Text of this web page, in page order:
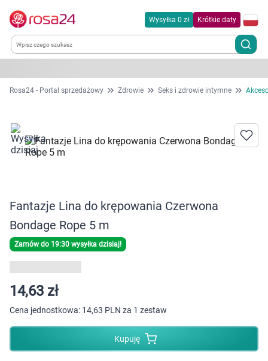
Wysyłka 0 zł Krótkie daty
Kategorie
Dla zwierząt
Zdrowie
Kobieta w ciąży i mama
Higiena
Rosa24 - Portal sprzedażowy Zdrowie Seks i zdrowie intymne
Fantazje Lina do krępowania Czerwona
Bondage Rope 5 m
Zamów do 19:30 wysyłka dzisiaj!
14,63 zł
Cena jednostkowa: 14,63 PLN za 1 zestaw
Kupuję